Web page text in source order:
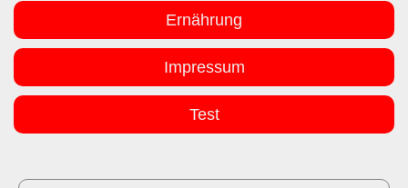
Ernährung
Impressum
Test